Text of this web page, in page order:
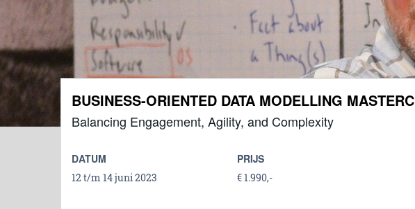
BUSINESS-ORIENTED DATA MODELLING
Balancing Engagement, Agility, and Complexity
DATUM PRIJS
12 t/m 14 juni 2023 € 1.990,-